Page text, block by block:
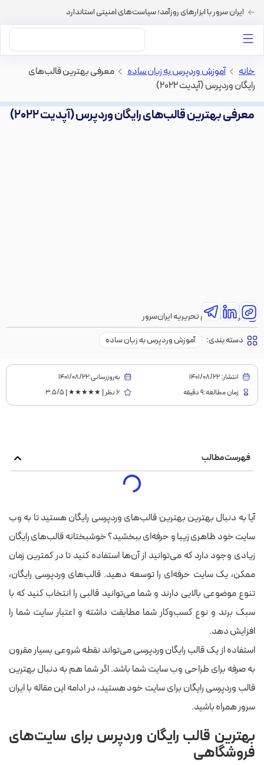
ایران سرور با ابزارهای روزآمد؛ سیاست‌های امنیتی استاندارد
خانه > آموزش وردپرس به زبان ساده > معرفی بهترین قالب‌های
رایگان وردپرس (آپدیت ۲۰۲۲)
معرفی بهترین قالب‌های رایگان وردپرس (آپدیت ۲۰۲۲)
نویسنده:تیم تحریریه ایران‌سرور
دسته بندی:
آموزش وردپرس به زبان ساده
انتشار:1401/08/22
به‌روز‌رسانی:۱۴۰۱/۰۸/۲۲
زمان مطالعه:9 دقیقه
6 نظر | ★★★★★ | 3.5/5
فهرست مطالب
آیا به دنبال بهترین بهترین قالب‌های وردپرسی رایگان هستید تا به وب
سایت خود ظاهری زیبا و حرفه‌ای ببخشید؟ خوشبختانه قالب‌های رایگان
زیادی وجود دارد که می‌توانید از آن‌ها استفاده کنید تا در کمترین زمان
ممکن، یک سایت حرفه‌ای را توسعه دهید. قالب‌های وردپرسی رایگان،
تنوع موضوعی بالایی دارند و شما می‌توانید قالبی را انتخاب کنید که با
سبک برند و نوع کسب‌وکار شما مطابقت داشته و اعتبار سایت شما را
افزایش دهد.
استفاده از یک قالب رایگان وردپرسی می‌تواند نقطه شروعی بسیار مقرون
به صرفه برای طراحی وب سایت شما باشد. اگر شما هم به دنبال بهترین
قالب وردپرسی رایگان برای سایت خود هستید، در ادامه این مقاله با ایران
سرور همراه باشید.
بهترین قالب رایگان وردپرس برای سایت‌های
فروشگاهی